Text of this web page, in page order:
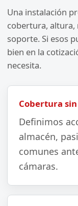
Una instalación
cobertura, altura,
soporte. Si esos
bien en la
necesita.
Cobertura
Definimos
almacén,
comunes
cámaras.